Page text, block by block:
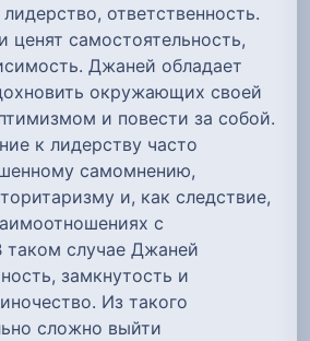
ответственность.
ценят самостоятельность,
Джаней обладает
окружающих своей
и повести за собой.
к лидерству часто
самомнению,
и, как следствие,
с
случае Джаней
замкнутость и
Из такого
сложно выйти